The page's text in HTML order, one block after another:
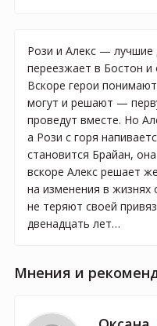
Рози и Алекс — лучшие
переезжает в Бостон и
Вскоре герои
могут и решают —
проведут вместе. Но
а Рози с горя
становится Брайан,
вскоре Алекс решает
на изменения в жизнях
не теряют своей
двенадцать лет…
Мнения и